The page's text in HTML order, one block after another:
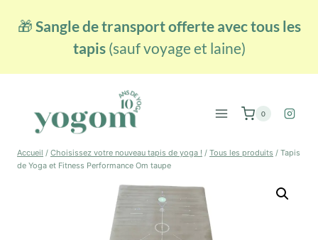
🎁 Sangle de transport offerte avec tous les
tapis (sauf voyage et laine)
0
Accueil / Choisissez votre nouveau tapis de yoga ! / Tous les produits / Tapis
de Yoga et Fitness Performance Om taupe